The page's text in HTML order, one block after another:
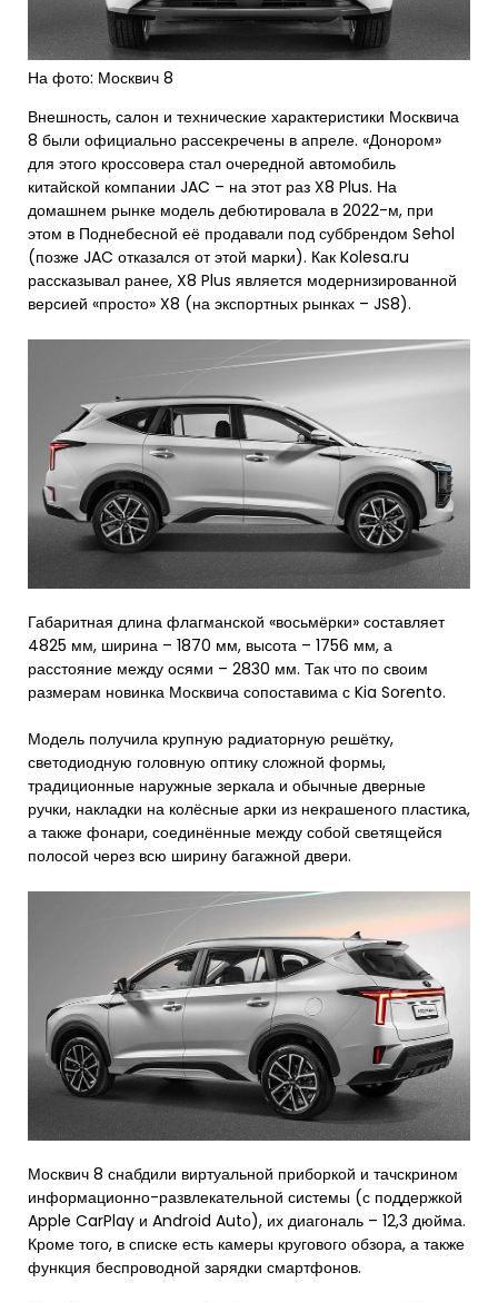
На фото: Москвич 8
Внешность, салон и технические характеристики Москвича
8 были официально рассекречены в апреле. «Донором»
для этого кроссовера стал очередной автомобиль
китайской компании JAC – на этот раз X8 Plus. На
домашнем рынке модель дебютировала в 2022-м, при
этом в Поднебесной её продавали под суббрендом Sehol
(позже JAC отказался от этой марки). Как Kolesa.ru
рассказывал ранее, X8 Plus является модернизированной
версией «просто» X8 (на экспортных рынках – JS8).
Габаритная длина флагманской «восьмёрки» составляет
4825 мм, ширина – 1870 мм, высота – 1756 мм, а
расстояние между осями – 2830 мм. Так что по своим
размерам новинка Москвича сопоставима с Kia Sorento.
Модель получила крупную радиаторную решётку,
светодиодную головную оптику сложной формы,
традиционные наружные зеркала и обычные дверные
ручки, накладки на колёсные арки из некрашеного пластика,
а также фонари, соединённые между собой светящейся
полосой через всю ширину багажной двери.
Москвич 8 снабдили виртуальной приборкой и тачскрином
информационно-развлекательной системы (с поддержкой
Apple CarPlay и Android Autо), их диагональ – 12,3 дюйма.
Кроме того, в списке есть камеры кругового обзора, а также
функция беспроводной зарядки смартфонов.